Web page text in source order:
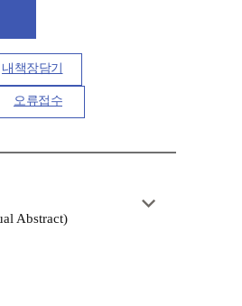
내책장담기
오류접수
Abstract)